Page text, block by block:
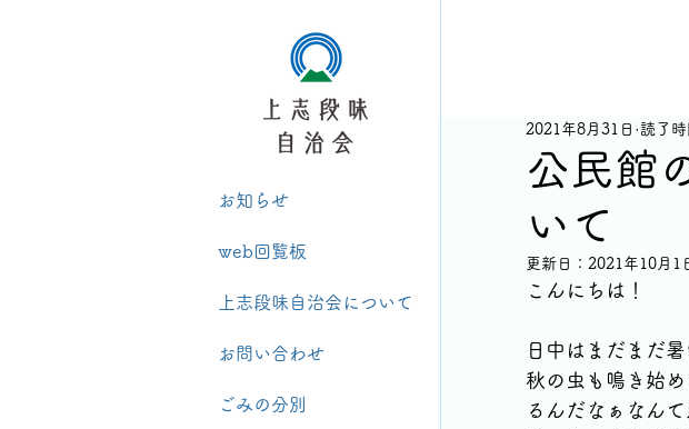
お知らせ
web回覧板
上志段味自治会について
お問い合わせ
ごみの分別
公民館
いて
2021年8月31日 読了
更新日： 2021年10月1
こんにちは！
日中はまだまだ
秋の虫も鳴き始
るんだなぁなん